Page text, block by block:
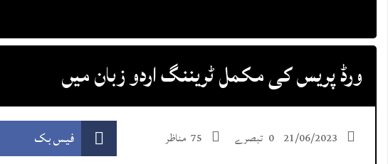
ورڈ پریس کی مکمل ٹریننگ اردو زبان میں
21/06/2023 0 تبصرے 75 مناظر فیس بک